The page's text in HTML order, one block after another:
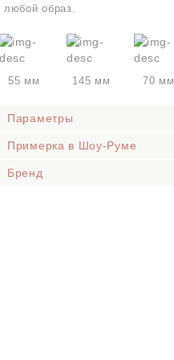
любой образ.
55 мм 145 мм 70 мм
Параметры
Примерка в Шоу-Руме
Бренд